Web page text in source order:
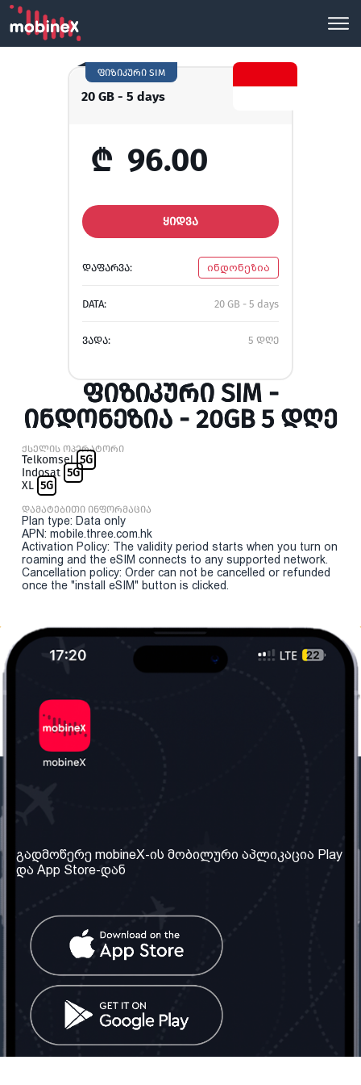
20 GB - 5 days
ფიზიკური SIM
₾ 96.00
ᲧᲘᲓᲕᲐ
ᲓᲐᲤᲐᲠᲕᲐ: ინდონეზია
DATA: 20 GB - 5 days
ᲕᲐᲓᲐ: 5 დღე
ᲤᲘᲖᲘᲙᲣᲠᲘ SIM -
ᲘᲜᲓᲝᲜᲔᲖᲘᲐ - 20GB 5 ᲓᲦᲔ
ქსელის ოპერატორი
Telkomsel 5G
Indosat 5G
XL 5G
დამატებითი ინფორმაცია
Plan type: Data only
APN: mobile.three.com.hk
Activation Policy: The validity period starts when you turn on
roaming and the eSIM connects to any supported network.
Cancellation policy: Order can not be cancelled or refunded
once the "install eSIM" button is clicked.
ჩვენ შესახებ
ჩვენი სერვისები
წესები და პირობები
კითხვები
კონტაქტი
საქართველო: თბილისი
ტელ: 032 2 04 00 50
ელ. ფოსტა:
info@mobinex.ge
სოციალური ქსელი
გადმოწერე mobineX-ის მობილური აპლიკაცია Play
და App Store-დან